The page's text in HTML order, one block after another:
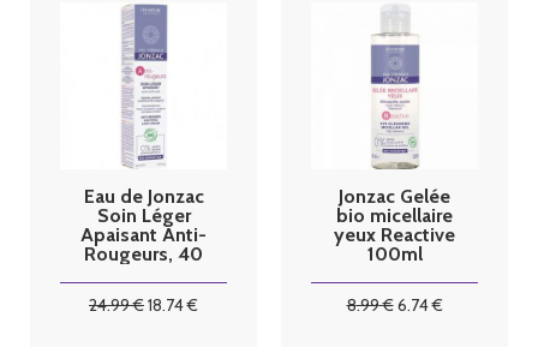
Eau de Jonzac
Soin Léger
Apaisant Anti-
Rougeurs, 40
24.99€18.74€
Jonzac Gelée
bio micellaire
yeux Reactive
100ml
8.99€6.74€